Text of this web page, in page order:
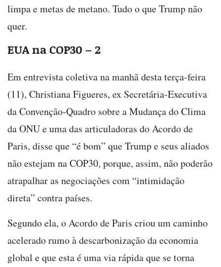
limpa e metas de metano. Tudo o que Trump não
quer.
EUA na COP30 – 2
Em entrevista coletiva na manhã desta terça-feira
(11), Christiana Figueres, ex Secretária-Executiva
da Convenção-Quadro sobre a Mudança do Clima
da ONU e uma das articuladoras do Acordo de
Paris, disse que “é bom” que Trump e seus aliados
não estejam na COP30, porque, assim, não poderão
atrapalhar as negociações com “intimidação
direta” contra países.
Segundo ela, o Acordo de Paris criou um caminho
acelerado rumo à descarbonização da economia
global e que esta é uma via rápida que se torna